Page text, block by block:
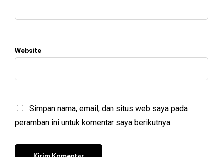
Website
Simpan nama, email, dan situs web saya pada
peramban ini untuk komentar saya berikutnya.